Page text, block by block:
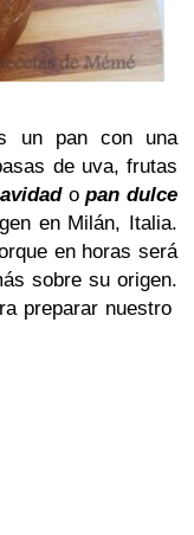
un pan con una
de uva, frutas
opan dulce
en Milán, Italia.
en horas será
sobre su origen.
preparar nuestro